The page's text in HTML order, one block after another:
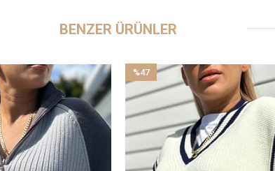
BENZER ÜRÜNLER
%47
İndirim
%47İndirim